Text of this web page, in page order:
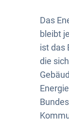
Das
bleibt
ist das
die